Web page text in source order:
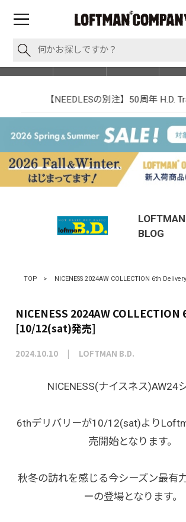
【NEEDLESの別注】50周年 H.D.
BLOG
TOP > NICENESS 2024AW COLLECTION 6th
NICENESS 2024AW
[10/12(sat)発売]
2024.10.10 LOFTMAN B.D.
NICENESS(ナイスネス)AW24
6thデリバリーが10/12(sat)より
売開始となります。
秋冬の訪れを感じる今シーズン最有
ーの登場となります。